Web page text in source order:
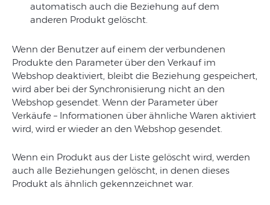
automatisch auch die Beziehung auf dem
anderen Produkt gelöscht.
Wenn der Benutzer auf einem der verbundenen
Produkte den Parameter über den Verkauf im
Webshop deaktiviert, bleibt die Beziehung gespeichert,
wird aber bei der Synchronisierung nicht an den
Webshop gesendet. Wenn der Parameter über
Verkäufe – Informationen über ähnliche Waren aktiviert
wird, wird er wieder an den Webshop gesendet.
Wenn ein Produkt aus der Liste gelöscht wird, werden
auch alle Beziehungen gelöscht, in denen dieses
Produkt als ähnlich gekennzeichnet war.